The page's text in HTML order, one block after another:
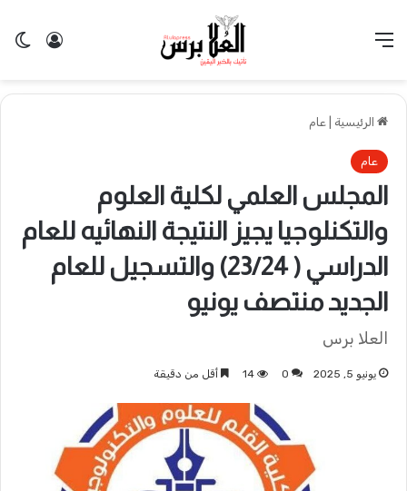
الرئيسية عام
عام
المجلس العلمي لكلية العلوم
والتكنلوجيا يجيز النتيجة النهائيه للعام
الدراسي ( 23/24) والتسجيل للعام
الجديد منتصف يونيو
العلا برس
يونيو 5, 2025 0
14 أقل من دقيقة